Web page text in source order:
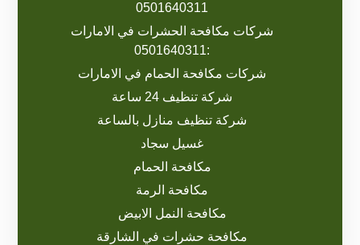
0501640311
شركات مكافحة الحشرات في الامارات
:0501640311
شركات مكافحة الحمام في الامارات
شركة تنظيف 24 ساعة
شركة تنظيف منازل بالساعة
غسيل سجاد
مكافحة الحمام
مكافحة الرمة
مكافحة النمل الابيض
مكافحة حشرات في الشارقة